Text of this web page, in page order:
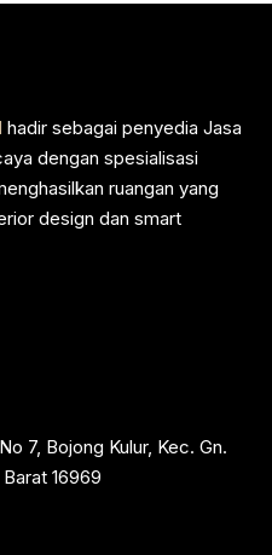
hadir sebagai penyedia Jasa
dengan spesialisasi
ruangan yang
design dan smart
7, Bojong Kulur, Kec. Gn.
16969